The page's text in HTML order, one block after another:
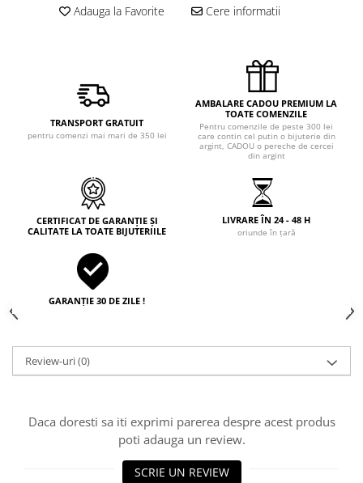
Adauga la Favorite Cere informatii
TRANSPORT GRATUIT
pentru comenzi mai mari de 350 lei
AMBALARE CADOU PREMIUM LA
TOATE COMENZILE
Pentru comenzile de peste 300 lei
care contin cel putin o bijuterie din
argint, CADOU o pereche de cercei
din argint
CERTIFICAT DE GARANȚIE ȘI
CALITATE LA TOATE BIJUTERIILE
LIVRARE ÎN 24 - 48 H
oriunde în țară
GARANȚIE 30 DE ZILE !
Review-uri(0)
Daca doresti sa iti exprimi parerea despre acest produs
poti adauga un review.
SCRIE UN REVIEW